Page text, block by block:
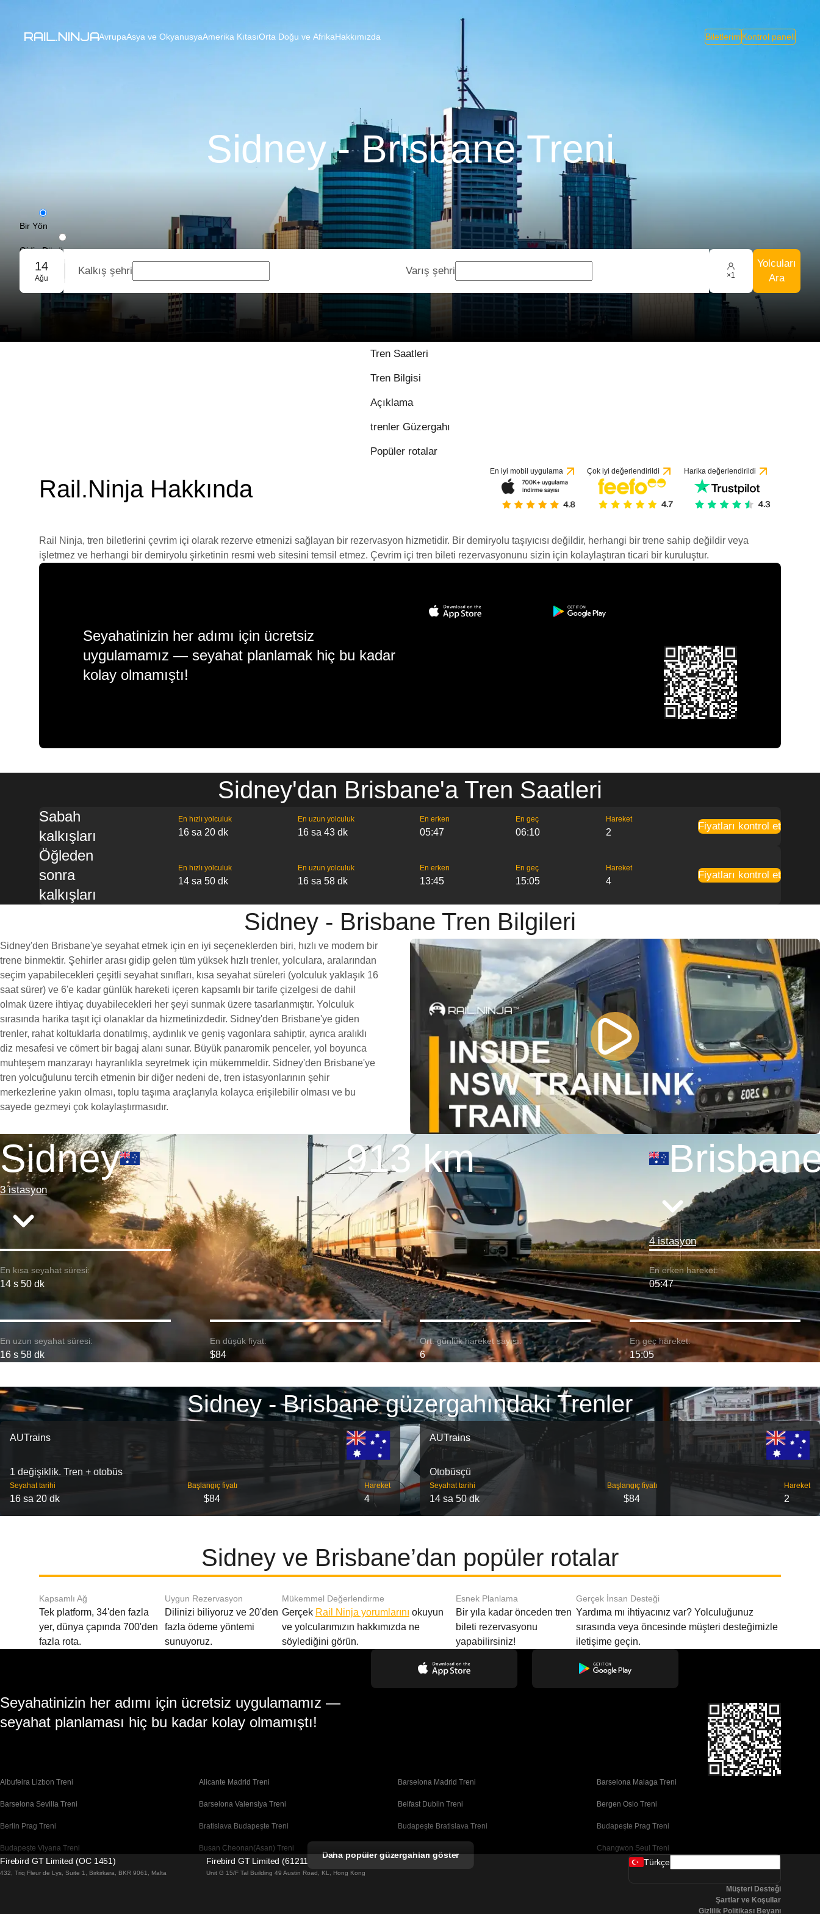
AvrupaAsya ve OkyanusyaAmerika KıtasıOrta Doğu ve AfrikaHakkımızda Biletlerim Kontrol paneli
Sidney - Brisbane Treni
Bir Yön
Gidiş-Dönüş
Grup Rezervasyonu
14
Ağu
Kalkış şehri Varış şehri ×1
Yolcuları
Ara
Tren Saatleri
Tren Bilgisi
Açıklama
trenler Güzergahı
Popüler rotalar
Rail.Ninja Hakkında
En iyi mobil uygulama Çok iyi değerlendirildi Harika değerlendirildi
Rail Ninja, tren biletlerini çevrim içi olarak rezerve etmenizi sağlayan bir rezervasyon hizmetidir. Bir demiryolu taşıyıcısı değildir, herhangi bir trene sahip değildir veya
işletmez ve herhangi bir demiryolu şirketinin resmi web sitesini temsil etmez. Çevrim içi tren bileti rezervasyonunu sizin için kolaylaştıran ticari bir kuruluştur.
Seyahatinizin her adımı için ücretsiz
uygulamamız — seyahat planlamak hiç bu kadar
kolay olmamıştı!
Sidney'dan Brisbane'a Tren Saatleri
Sabah
kalkışları
En hızlı yolculuk
16 sa 20 dk
En uzun yolculuk
16 sa 43 dk
En erken
05:47
En geç
06:10
Hareket
2
Fiyatları kontrol et
Öğleden
sonra
kalkışları
En hızlı yolculuk
14 sa 50 dk
En uzun yolculuk
16 sa 58 dk
En erken
13:45
En geç
15:05
Hareket
4
Fiyatları kontrol et
Sidney - Brisbane Tren Bilgileri
Sidney'den Brisbane'ye seyahat etmek için en iyi seçeneklerden biri, hızlı ve modern bir
trene binmektir. Şehirler arası gidip gelen tüm yüksek hızlı trenler, yolculara, aralarından
seçim yapabilecekleri çeşitli seyahat sınıfları, kısa seyahat süreleri (yolculuk yaklaşık 16
saat sürer) ve 6'e kadar günlük hareketi içeren kapsamlı bir tarife çizelgesi de dahil
olmak üzere ihtiyaç duyabilecekleri her şeyi sunmak üzere tasarlanmıştır. Yolculuk
sırasında harika taşıt içi olanaklar da hizmetinizdedir. Sidney'den Brisbane'ye giden
trenler, rahat koltuklarla donatılmış, aydınlık ve geniş vagonlara sahiptir, ayrıca aralıklı
diz mesafesi ve cömert bir bagaj alanı sunar. Büyük panaromik penceler, yol boyunca
muhteşem manzarayı hayranlıkla seyretmek için mükemmeldir. Sidney'den Brisbane'ye
tren yolcuğulunu tercih etmenin bir diğer nedeni de, tren istasyonlarının şehir
merkezlerine yakın olması, toplu taşıma araçlarıyla kolayca erişilebilir olması ve bu
sayede gezmeyi çok kolaylaştırmasıdır.
Sidney
3 istasyon
913 km
4 istasyon
En kısa seyahat süresi:
14 s 50 dk
En erken hareket:
05:47
En uzun seyahat süresi:
16 s 58 dk
En düşük fiyat:
$84
Ort. günlük hareket sayısı:
6
En geç hareket:
15:05
Sidney - Brisbane güzergahındaki Trenler
AUTrains
1 değişiklik. Tren + otobüs
Seyahat tarihi
16 sa 20 dk
Başlangıç ​​fiyatı
$84
Hareket
4
AUTrains
Otobüsçü
Seyahat tarihi
14 sa 50 dk
Başlangıç ​​fiyatı
$84
Hareket
2
Sidney ve Brisbane’dan popüler rotalar
Kapsamlı Ağ
Tek platform, 34'den fazla
yer, dünya çapında 700'den
fazla rota.
Uygun Rezervasyon
Dilinizi biliyoruz ve 20'den
fazla ödeme yöntemi
sunuyoruz.
Mükemmel Değerlendirme
Gerçek Rail Ninja yorumlarını okuyun
ve yolcularımızın hakkımızda ne
söylediğini görün.
Esnek Planlama
Bir yıla kadar önceden tren
bileti rezervasyonu
yapabilirsiniz!
Gerçek İnsan Desteği
Yardıma mı ihtiyacınız var? Yolculuğunuz
sırasında veya öncesinde müşteri desteğimizle
iletişime geçin.
Seyahatinizin her adımı için ücretsiz uygulamamız —
seyahat planlaması hiç bu kadar kolay olmamıştı!
Albufeira Lizbon Treni Alicante Madrid Treni Barselona Madrid Treni Barselona Malaga Treni
Barselona Sevilla Treni Barselona Valensiya Treni Belfast Dublin Treni Bergen Oslo Treni
Berlin Prag Treni Bratislava Budapeşte Treni Budapeşte Bratislava Treni Budapeşte Prag Treni
Budapeşte Viyana Treni Busan Cheonan(Asan) Treni Changwon Seul Treni
Cheonan(Asan) Busan Treni Coimbra Lizbon Treni
Daha popüler güzergahları göster
Firebird GT Limited (OC 1451)
432, Triq Fleur de Lys, Suite 1, Birkirkara, BKR 9061, Malta
Firebird GT Limited (61211989)
Unit G 15/F Tal Building 49 Austin Road, KL, Hong Kong
Türkçe
Müşteri Desteği
Şartlar ve Koşullar
Gizlilik Politikası Beyanı